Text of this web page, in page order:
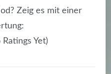
Zeig es mit einer
Ratings Yet)